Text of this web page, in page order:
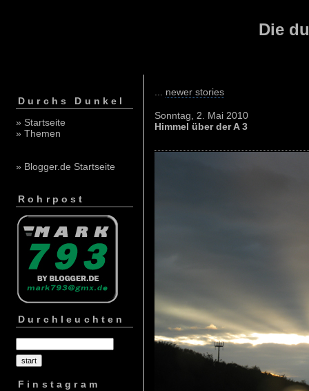
Die
Durchs Dunkel
» Startseite
» Themen
» Blogger.de Startseite
Rohrpost
Durchleuchten
Finstagram
newer stories
Sonntag, 2. Mai 2010
Himmel über der A 3